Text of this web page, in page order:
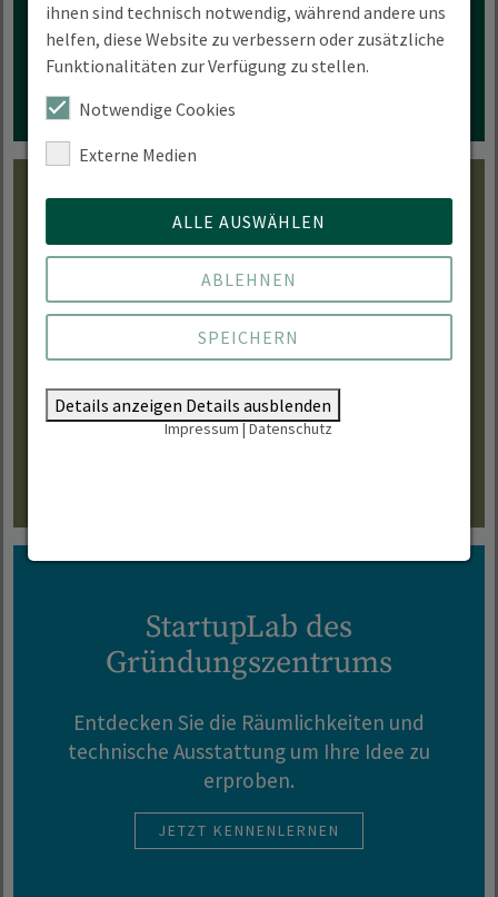
MEHR ERFAHREN
FAQ
Allgemeine Fragen zur Selbstständigkeit, zu
Förderungen & Finanzierungen kurz erklärt.
JETZT ENTDECKEN
StartupLab des
Gründungszentrums
Entdecken Sie die Räumlichkeiten und
technische Ausstattung um Ihre Idee zu
erproben.
JETZT KENNENLERNEN
ihnen sind technisch notwendig, während andere uns
helfen, diese Website zu verbessern oder zusätzliche
Funktionalitäten zur Verfügung zu stellen.
Notwendige Cookies
Externe Medien
ALLE AUSWÄHLEN
ABLEHNEN
SPEICHERN
Details anzeigen Details ausblenden
Impressum|Datenschutz